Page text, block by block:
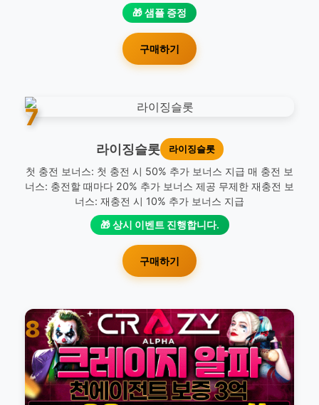
🎁 샘플 증정
구매하기
7
라이징슬롯 라이징슬롯
첫 충전 보너스: 첫 충전 시 50% 추가 보너스 지급 매 충전 보
너스: 충전할 때마다 20% 추가 보너스 제공 무제한 재충전 보
너스: 재충전 시 10% 추가 보너스 지급
🎁 상시 이벤트 진행합니다.
구매하기
8